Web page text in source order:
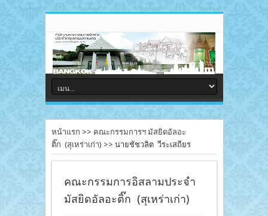
หน้าแรก >> คณะกรรมการฯ มัสยิดอัลอะ
ติ๊ก (สุเหร่าเก่า) >> นายชัชวลิต วีระเสถียร
คณะกรรมการอิสลามประจำ
มัสยิดอัลอะติ๊ก (สุเหร่าเก่า)